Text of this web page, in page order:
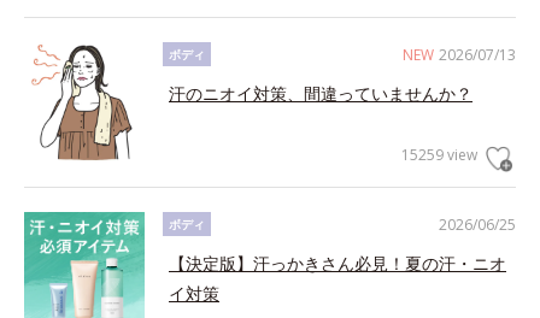
NEW 2026/07/13
ボディ
汗のニオイ対策、間違っていませんか？
15259 view
2026/06/25
ボディ
【決定版】汗っかきさん必見！夏の汗・ニオ
イ対策